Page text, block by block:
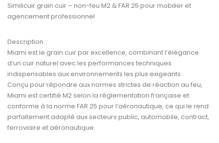
Similicuir grain cuir – non-feu M2 & FAR 25 pour mobilier et
agencement professionnel
Description :
Miami est le grain cuir par excellence, combinant l’élégance
d’un cuir naturel avec les performances techniques
indispensables aux environnements les plus exigeants.
Conçu pour répondre auxnormes strictes de réaction au feu,
Miami est certifié M2 selon la réglementation française et
conforme à la norme FAR 25 pour l’aéronautique, ce qui le rend
parfaitement adapté aux secteurs public, automobile, contract,
ferroviaire et aéronautique.